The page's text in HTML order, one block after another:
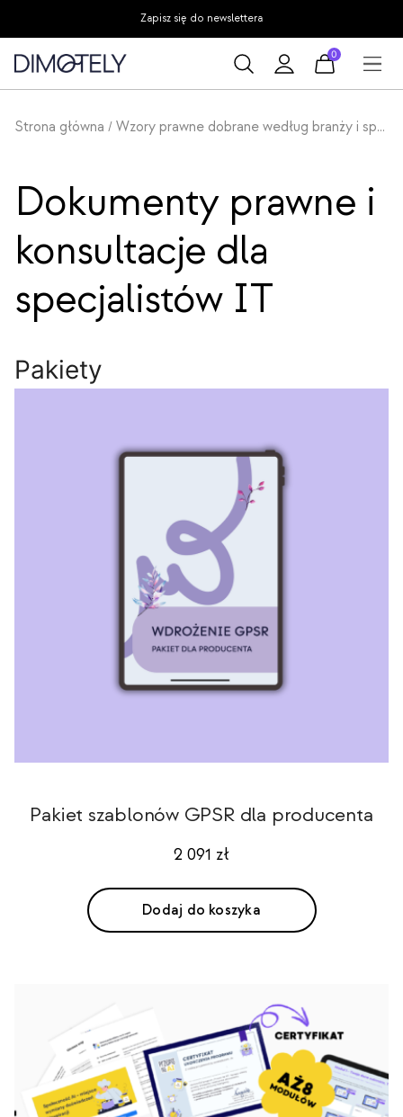
do
treści
Zapisz się do newslettera
0
Strona główna / Wzory prawne dobrane według branży i specjalizacji
Dokumenty prawne i
konsultacje dla
specjalistów IT
Pakiety
Pakiet szablonów GPSR dla producenta
2 091 zł
Dodaj do koszyka